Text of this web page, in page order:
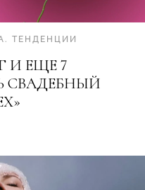
. ТЕНДЕНЦИИ
И ЕЩЕ 7
СВАДЕБНЫЙ